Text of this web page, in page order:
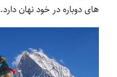
های دوباره در خود نهان دارد.